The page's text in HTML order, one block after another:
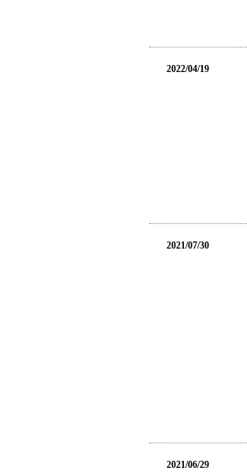
2022/04/19
2021/07/30
2021/06/29